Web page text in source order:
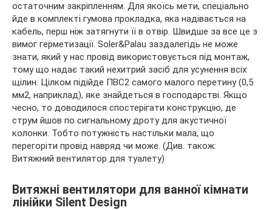
остаточним закріпленням. Для якоїсь мети, спеціально
йде в комплекті гумова прокладка, яка надівається на
кабель, перш ніж затягнути її в отвір. Швидше за все це з
вимог герметизації. Soler&Palau заздалегідь не може
знати, який у нас провід використовується під монтаж,
тому що надає такий нехитрий засіб для усунення всіх
щілин. Цілком підійде ПВС2 самого малого перетину (0,5
мм2, наприклад), яке знайдеться в господарстві. Якщо
чесно, то доводилося спостерігати конструкцію, де
струм йшов по сигнальному дроту для акустичної
колонки. Тобто потужність настільки мала, що
перегоріти провід навряд чи може. (Див. також:
Витяжний вентилятор для туалету)
Витяжні вентилятори для ванної кімнати
лінійки Silent Design